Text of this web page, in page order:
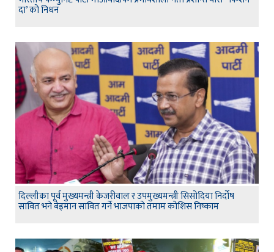
दा’ को निधन
दिल्लीका पूर्व मुख्यमन्त्री केजरीवाल र उपमुख्यमन्त्री सिसोदिया निर्दोष
सावित भने बेइमान सावित गर्ने भाजपाको तमाम कोशिस निष्काम